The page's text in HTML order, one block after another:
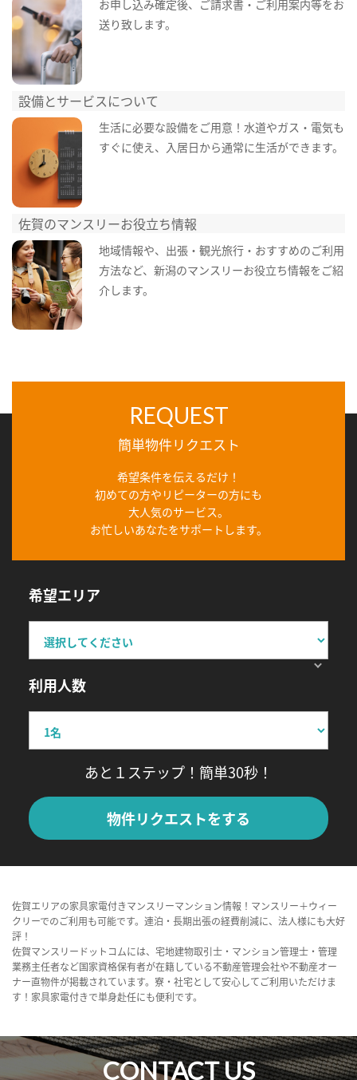
お申し込み確定後、ご請求書・ご利用案内等をお
送り致します。
設備とサービスについて
生活に必要な設備をご用意！水道やガス・電気も
すぐに使え、入居日から通常に生活ができます。
佐賀のマンスリーお役立ち情報
地域情報や、出張・観光旅行・おすすめのご利用
方法など、新潟のマンスリーお役立ち情報をご紹
介します。
REQUEST
簡単物件リクエスト
希望条件を伝えるだけ！
初めての方やリピーターの方にも
大人気のサービス。
お忙しいあなたをサポートします。
希望エリア
利用人数
あと１ステップ！簡単30秒！
物件リクエストをする
佐賀エリアの家具家電付きマンスリーマンション情報！マンスリー＋ウィー
クリーでのご利用も可能です。連泊・長期出張の経費削減に、法人様にも大好
評！
佐賀マンスリードットコムには、宅地建物取引士・マンション管理士・管理
業務主任者など国家資格保有者が在籍している不動産管理会社や不動産オー
ナー直物件が掲載されています。寮・社宅として安心してご利用いただけま
す！家具家電付きで単身赴任にも便利です。
CONTACT US